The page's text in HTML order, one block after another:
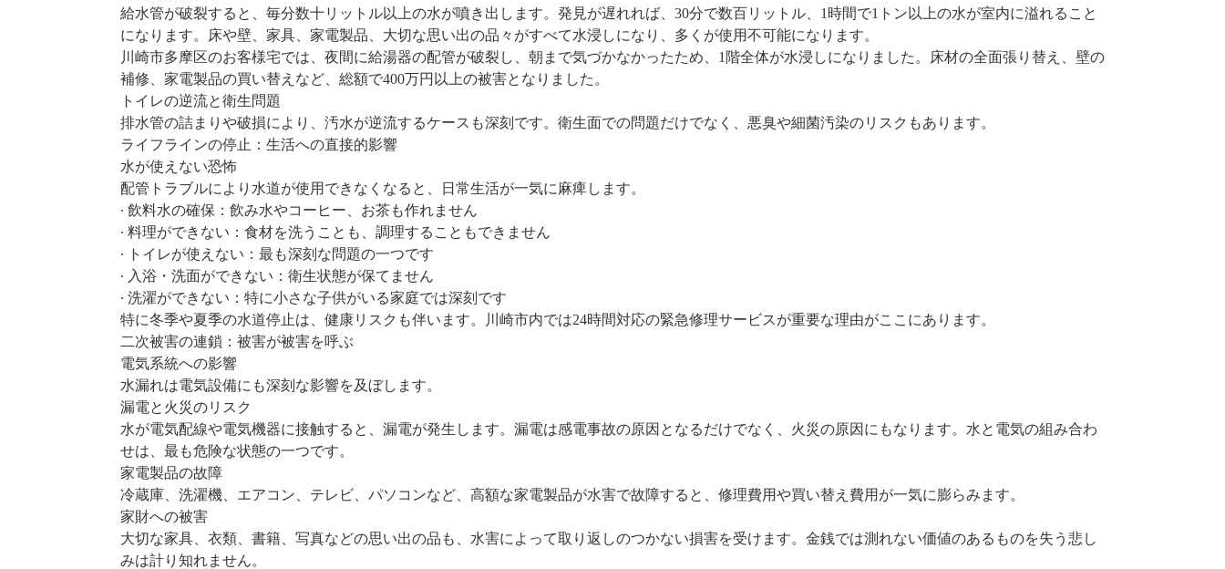
給水管が破裂すると、毎分数十リットル以上の水が噴き出します。発見が遅れれば、30分で数百リットル、1時間で1トン以上の水が室内に溢れること
になります。床や壁、家具、家電製品、大切な思い出の品々がすべて水浸しになり、多くが使用不可能になります。
川崎市多摩区のお客様宅では、夜間に給湯器の配管が破裂し、朝まで気づかなかったため、1階全体が水浸しになりました。床材の全面張り替え、壁の
補修、家電製品の買い替えなど、総額で400万円以上の被害となりました。
トイレの逆流と衛生問題
排水管の詰まりや破損により、汚水が逆流するケースも深刻です。衛生面での問題だけでなく、悪臭や細菌汚染のリスクもあります。
ライフラインの停止：生活への直接的影響
水が使えない恐怖
配管トラブルにより水道が使用できなくなると、日常生活が一気に麻痺します。
∙ 飲料水の確保：飲み水やコーヒー、お茶も作れません
∙ 料理ができない：食材を洗うことも、調理することもできません
∙ トイレが使えない：最も深刻な問題の一つです
∙ 入浴・洗面ができない：衛生状態が保てません
∙ 洗濯ができない：特に小さな子供がいる家庭では深刻です
特に冬季や夏季の水道停止は、健康リスクも伴います。川崎市内では24時間対応の緊急修理サービスが重要な理由がここにあります。
二次被害の連鎖：被害が被害を呼ぶ
電気系統への影響
水漏れは電気設備にも深刻な影響を及ぼします。
漏電と火災のリスク
水が電気配線や電気機器に接触すると、漏電が発生します。漏電は感電事故の原因となるだけでなく、火災の原因にもなります。水と電気の組み合わ
せは、最も危険な状態の一つです。
家電製品の故障
冷蔵庫、洗濯機、エアコン、テレビ、パソコンなど、高額な家電製品が水害で故障すると、修理費用や買い替え費用が一気に膨らみます。
家財への被害
大切な家具、衣類、書籍、写真などの思い出の品も、水害によって取り返しのつかない損害を受けます。金銭では測れない価値のあるものを失う悲し
みは計り知れません。